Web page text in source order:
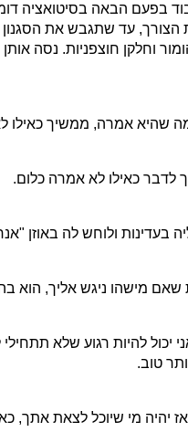
בפעם הבאה בסיטואציה
הצורך, עד שתגבש את
וחלקן חוצפניות. נסה
שהיא אמרה, ממשיך כאילו
לדבר כאילו לא אמרה כלום.
ולוחש לה באוזן
מישהו ניגש אליך, הוא
יכול להיות רגוע שלא
טוב.
יהיה מי שיוכל לצאת אתך,